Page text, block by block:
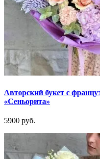
Авторский букет с
«Сеньорита»
5900 руб.